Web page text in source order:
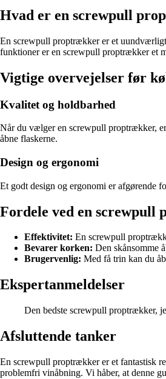
Hvad er en screwpull
En screwpull proptrækker er et
funktioner er en screwpull proptrækker et
Vigtige overvejelser før
Kvalitet og holdbarhed
Når du vælger en screwpull proptrækker,
åbne flaskerne.
Design og ergonomi
Et godt design og ergonomi er afgørende
Fordele ved en
Effektivitet: En screwpull
Bevarer korken: Den skånsomme
Brugervenlig: Med få trin kan du
Ekspertanmeldelser
Den bedste screwpull proptrækker,
Afsluttende tanker
En screwpull proptrækker er et fantastisk
problemfri vinåbning. Vi håber, at denne